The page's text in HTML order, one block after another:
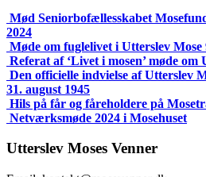
Mød Seniorbofællesskabet
2024
Møde om fuglelivet i Utterslev Mose
Referat af ‘Livet i mosen’ møde om
Den officielle indvielse af Utterslev
31. august 1945
Hils på får og fåreholdere på
Netværksmøde 2024 i Mosehuset
Utterslev Moses Venner